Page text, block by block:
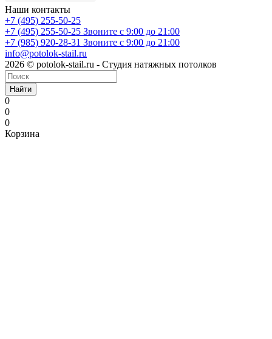
Наши контакты
+7 (495) 255-50-25
+7 (495) 255-50-25 Звоните с 9:00 до 21:00
+7 (985) 920-28-31 Звоните с 9:00 до 21:00
info@potolok-stail.ru
2026 © potolok-stail.ru - Студия натяжных потолков
Найти
0
0
0
Корзина